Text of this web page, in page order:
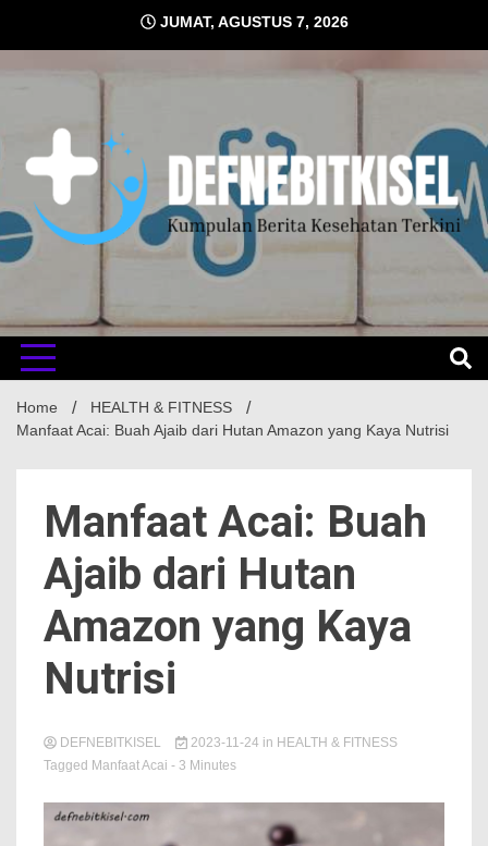
content
JUMAT, AGUSTUS 7, 2026
Home
HEALTH & FITNESS
Manfaat Acai: Buah Ajaib dari Hutan Amazon yang Kaya Nutrisi
Manfaat Acai: Buah
Ajaib dari Hutan
Amazon yang Kaya
Nutrisi
DEFNEBITKISEL 2023-11-24 in HEALTH & FITNESS
Tagged Manfaat Acai - 3 Minutes